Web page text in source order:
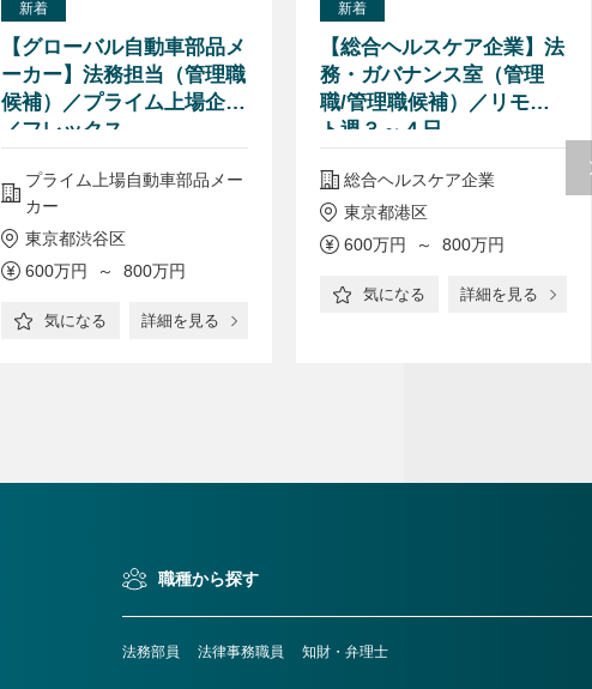
新着
【グローバル自動車部品メ
ーカー】法務担当（管理職
候補）／プライム上場企業
／フレックス
プライム上場自動車部品メー
カー
東京都渋谷区
600万円 ～ 800万円
気になる 詳細を見る
新着
【総合ヘルスケア企業】法
務・ガバナンス室（管理
職/管理職候補）／リモー
ト週３～４日
総合ヘルスケア企業
東京都港区
600万円 ～ 800万円
気になる 詳細を見る
職種から探す
法務部員 法律事務職員 知財・弁理士